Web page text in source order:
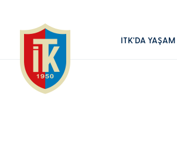
İTK'DA YAŞAM